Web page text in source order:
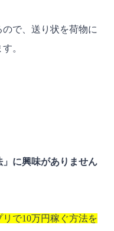
で、送り状を荷物に
。
」に興味がありません
リで10万円稼ぐ方法を